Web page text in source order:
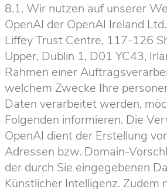
8.1. Wir nutzen auf unserer
OpenAI der OpenAI Ireland
Liffey Trust Centre, 117-126
Upper, Dublin 1, D01 YC43,
Rahmen einer
welchem Zwecke Ihre
Daten verarbeitet werden,
Folgenden informieren. Die
OpenAI dient der Erstellung
Adressen bzw. Domain-
der durch Sie eingegebenen
Künstlicher Intelligenz. Zudem